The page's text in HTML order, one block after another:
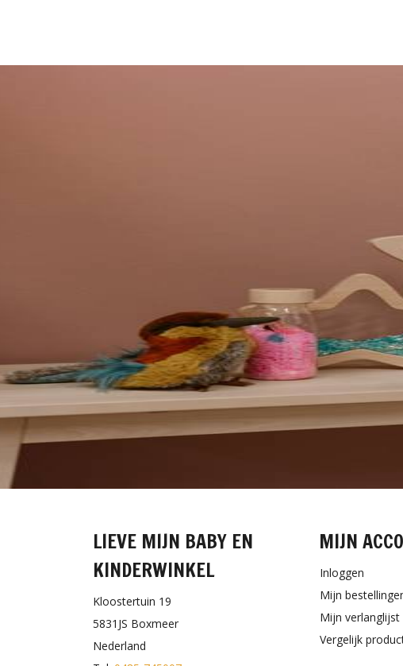
LIEVE MIJN BABY EN
KINDERWINKEL
Kloostertuin 19
5831JS Boxmeer
Nederland
MIJN
Inloggen
Mijn
Mijn verlanglijst
Vergelijk